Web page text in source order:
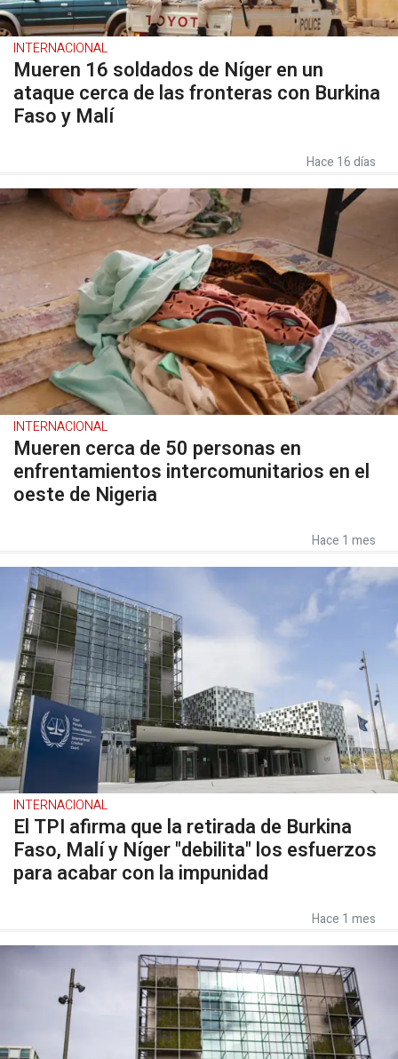
INTERNACIONAL
Mueren 16 soldados de Níger en un
ataque cerca de las fronteras con Burkina
Faso y Malí
Hace 16 días
INTERNACIONAL
Mueren cerca de 50 personas en
enfrentamientos intercomunitarios en el
oeste de Nigeria
Hace 1 mes
INTERNACIONAL
El TPI afirma que la retirada de Burkina
Faso, Malí y Níger "debilita" los esfuerzos
para acabar con la impunidad
Hace 1 mes